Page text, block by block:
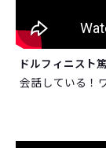
ドルフィニスト
会話している！